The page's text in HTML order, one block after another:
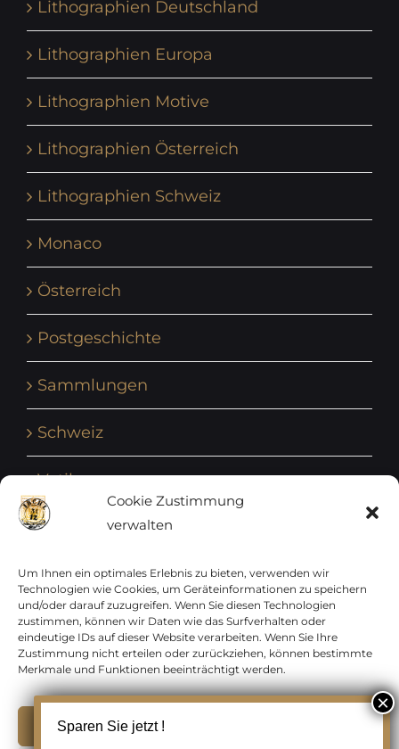
Cookie Zustimmung
verwalten
Um Ihnen ein optimales Erlebnis zu bieten, verwenden wir
Technologien wie Cookies, um Geräteinformationen zu speichern
und/oder darauf zuzugreifen. Wenn Sie diesen Technologien
zustimmen, können wir Daten wie das Surfverhalten oder
eindeutige IDs auf dieser Website verarbeiten. Wenn Sie Ihre
Zustimmung nicht erteilen oder zurückziehen, können bestimmte
Merkmale und Funktionen beeinträchtigt werden.
Lithographien Deutschland
Lithographien Europa
Lithographien Motive
Lithographien Österreich
Lithographien Schweiz
Monaco
Österreich
Postgeschichte
Sammlungen
Schweiz
Vatikan
Vereinte Nationen
Vorphilatelie
Zensurbelege Österreich
Zensurbelege Schweiz
Sparen Sie jetzt !